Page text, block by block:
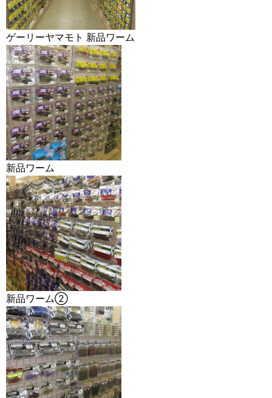
ゲーリーヤマモト 新品ワーム
新品ワーム
新品ワーム②